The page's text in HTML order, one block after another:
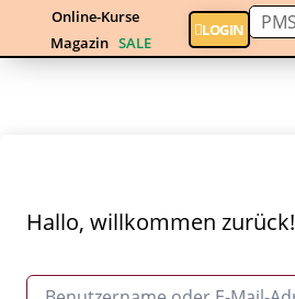
Online-Kurse
Magazin SALE
LOGIN
Hallo, willkommen zurück!